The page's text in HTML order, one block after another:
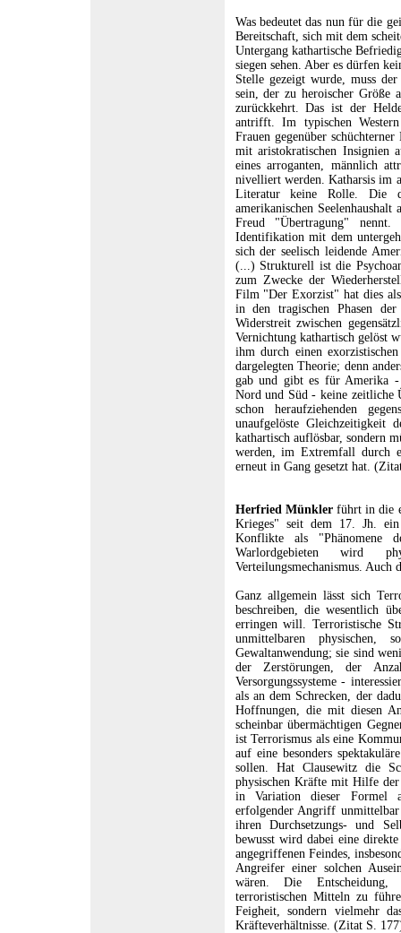
Was bedeutet das nun für die
Bereitschaft, sich mit dem
Untergang kathartische
siegen sehen. Aber es dürfen
Stelle gezeigt wurde, muss
sein, der zu heroischer Größe
zurückkehrt. Das ist der
antrifft. Im typischen
Frauen gegenüber
mit aristokratischen Insignien
eines arroganten, männlich
nivelliert werden. Katharsis im
Literatur keine Rolle. Die
amerikanischen
Freud "Übertragung"
Identifikation mit dem
sich der seelisch leidende
(...) Strukturell ist die
zum Zwecke der
Film "Der Exorzist" hat dies als
in den tragischen Phasen
Widerstreit zwischen
Vernichtung kathartisch gelöst
ihm durch einen
dargelegten Theorie; denn
gab und gibt es für Amerika -
Nord und Süd - keine zeitliche
schon heraufziehenden
unaufgelöste Gleichzeitigkeit
kathartisch auflösbar, sondern
werden, im Extremfall durch
erneut in Gang gesetzt hat.
Herfried Münklerführt in die
Krieges" seit dem 17. Jh. ein
Konflikte als "Phänomene
Warlordgebieten wird
Verteilungsmechanismus. Auch
Ganz allgemein lässt sich
beschreiben, die wesentlich
erringen will. Terroristische
unmittelbaren physischen,
Gewaltanwendung; sie sind
der Zerstörungen, der
Versorgungssysteme -
als an dem Schrecken, der
Hoffnungen, die mit diesen
scheinbar übermächtigen
ist Terrorismus als eine
auf eine besonders
sollen. Hat Clausewitz die
physischen Kräfte mit Hilfe der
in Variation dieser Formel
erfolgender Angriff unmittelbar
ihren Durchsetzungs- und
bewusst wird dabei eine
angegriffenen Feindes,
Angreifer einer solchen
wären. Die Entscheidung,
terroristischen Mitteln zu
Feigheit, sondern vielmehr
Kräfteverhältnisse. (Zitat S.